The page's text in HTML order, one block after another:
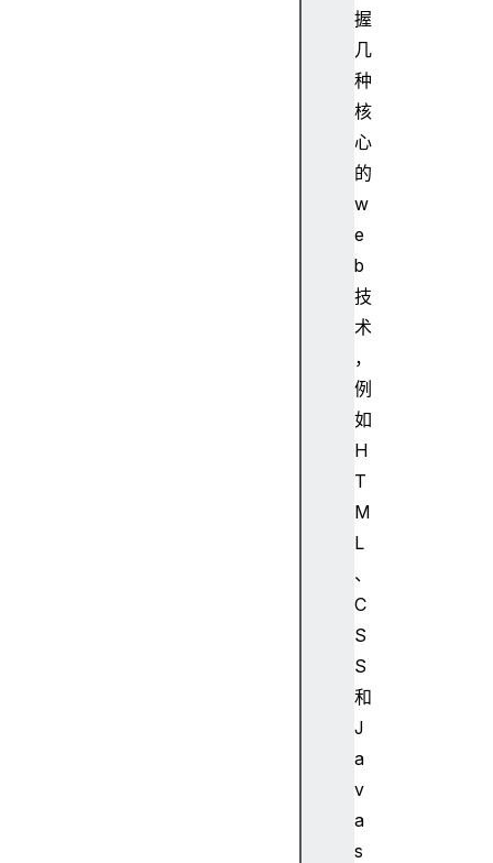
握
几
种
核
心
的
w
e
b
技
术
，
例
如
H
T
M
L
、
C
S
S
和
J
a
v
a
s